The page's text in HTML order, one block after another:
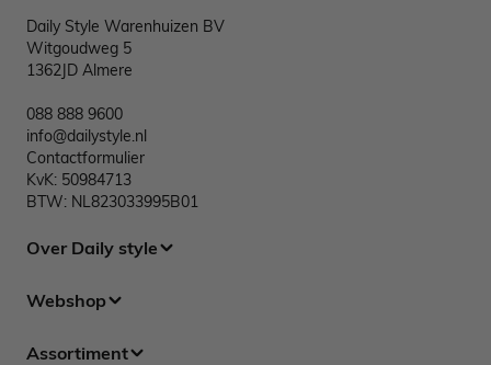
Daily Style Warenhuizen BV
Witgoudweg 5
1362JD Almere
088 888 9600
info@dailystyle.nl
Contactformulier
KvK: 50984713
BTW: NL823033995B01
Over Daily style
Webshop
Assortiment